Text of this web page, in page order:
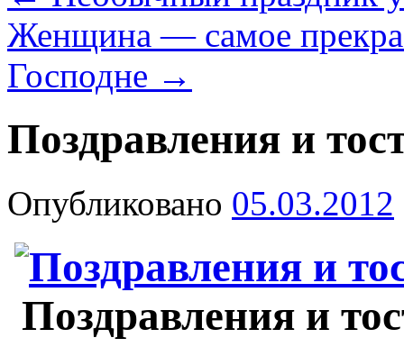
Женщина — самое
Господне →
Поздравления и
Опубликовано 05.03.2012
Поздравления и